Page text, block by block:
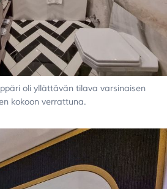
oli yllättävän tilava varsinaisen
kokoon verrattuna.